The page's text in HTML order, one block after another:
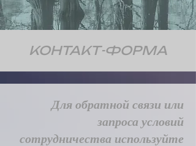
КОНТАКТ-ФОРМА
Для обратной связи или
запроса условий
сотрудничества используйте